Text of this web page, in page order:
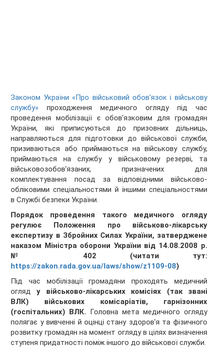
Законом України «Про військовий обов'язок і військову
службу» проходження медичного огляду під час
проведення мобілізації є обов'язковим для громадян
України, які приписуються до призовних дільниць,
направляються для підготовки до військової служби,
призиваються або приймаються на військову службу,
приймаються на службу у військовому резерві, та
військовозобов'язаних, призначених для
комплектування посад за відповідними військово-
обліковими спеціальностями й іншими спеціальностями
в Службі безпеки України.
Порядок проведення такого медичного огляду
регулює Положення про військово-лікарську
експертизу в Збройних Силах України, затверджене
наказом Міністра оборони України від 14.08.2008 р.
№ 402 (читати тут:
https://zakon.rada.gov.ua/laws/show/z1109-08)
Під час мобілізації громадяни проходять медичний
огляду військово-лікарських комісіях (так звані
ВЛК) військових комісаріатів, гарнізонних
(госпітальних) ВЛК. Головна мета медичного огляду
полягає у вивченні й оцінці стану здоров'я та фізичного
розвитку громадян на момент огляду в цілях визначення
ступеня придатності поміж іншого до військової служби.